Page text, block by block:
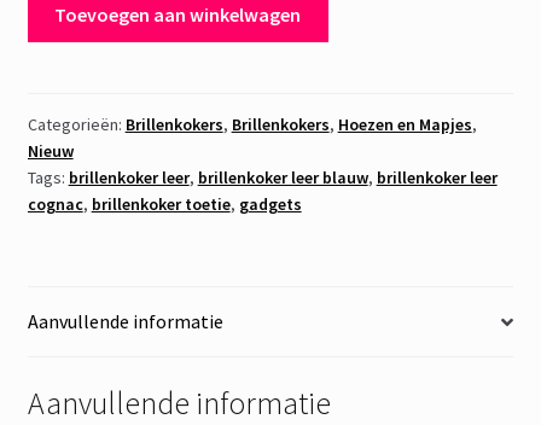
aantal
Toevoegen aan winkelwagen
Categorieën: Brillenkokers, Brillenkokers, Hoezen en Mapjes,
Nieuw
Tags: brillenkoker leer, brillenkoker leer blauw, brillenkoker leer
cognac, brillenkoker toetie, gadgets
Aanvullende informatie
Aanvullende informatie